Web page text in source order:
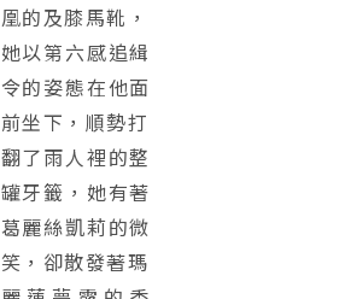
凰的及膝馬靴，
她以第六感追緝
令的姿態在他面
前坐下， 順勢打
翻了雨人裡的整
罐牙籤，她有著
葛麗絲凱莉的微
笑， 卻散發著瑪